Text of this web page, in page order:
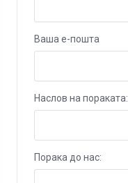
Ваша е-пошта
Наслов на пораката:
Порака до нас: